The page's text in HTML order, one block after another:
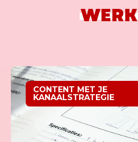
WERK
CONTENT MET JE
KANAALSTRATEGIE